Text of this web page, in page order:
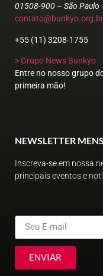
01508-900 – São Paulo
contato@bunkyo.org.br
+55 (11) 3208-1755
> Grupo News Bunkyo
Entre no nosso grupo
primeira mão!
NEWSLETTER
Inscreva-se em nossa
principais eventos e
ENVIAR